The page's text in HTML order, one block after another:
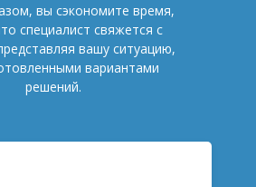
вы сэкономите время,
специалист свяжется с
вашу ситуацию,
вариантами
решений.